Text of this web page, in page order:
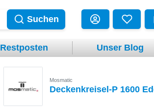
Suchen
Restposten Unser Blog
Mosmatic
Deckenkreisel-P 1600